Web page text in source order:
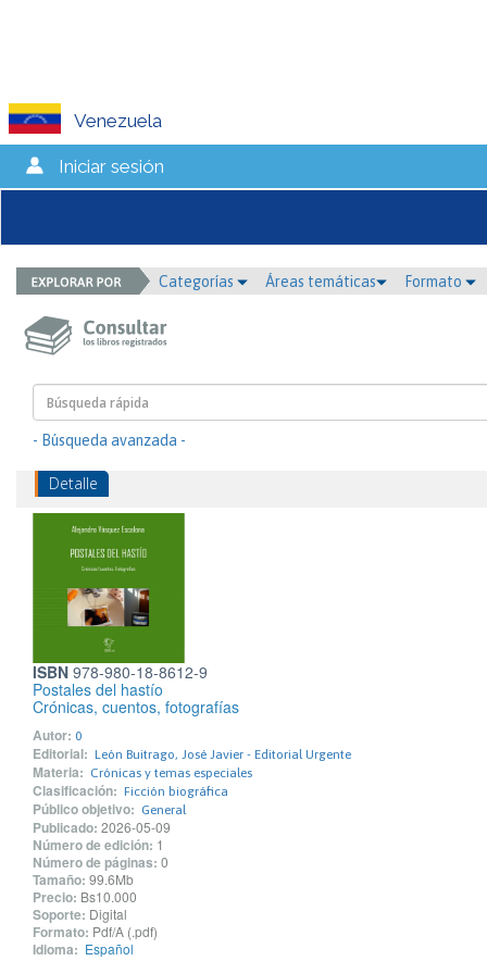
Venezuela
Iniciar sesión
Categorías Áreas temáticas Formato
- Búsqueda avanzada -
Detalle
ISBN 978-980-18-8612-9
Postales del hastío
Crónicas, cuentos, fotografías
Autor: 0
Editorial: León Buitrago, José Javier - Editorial Urgente
Materia: Crónicas y temas especiales
Clasificación: Ficción biográfica
Público objetivo: General
Publicado: 2026-05-09
Número de edición: 1
Número de páginas: 0
Tamaño: 99.6Mb
Precio: Bs10.000
Soporte: Digital
Formato: Pdf/A (.pdf)
Idioma: Español